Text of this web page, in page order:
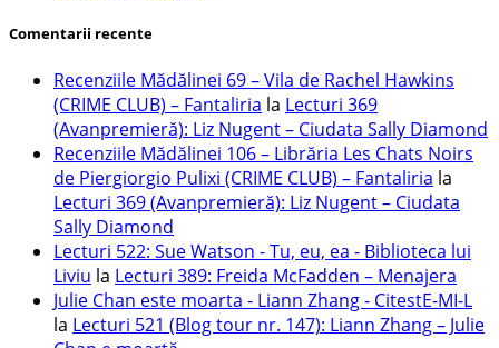
Comentarii recente
Recenziile Mădălinei 69 – Vila de Rachel Hawkins
(CRIME CLUB) – Fantaliria la Lecturi 369
(Avanpremieră): Liz Nugent – Ciudata Sally Diamond
Recenziile Mădălinei 106 – Librăria Les Chats Noirs
de Piergiorgio Pulixi (CRIME CLUB) – Fantaliria la
Lecturi 369 (Avanpremieră): Liz Nugent – Ciudata
Sally Diamond
Lecturi 522: Sue Watson - Tu, eu, ea - Biblioteca lui
Liviu la Lecturi 389: Freida McFadden – Menajera
Julie Chan este moarta - Liann Zhang - CitestE-MI-L
la Lecturi 521 (Blog tour nr. 147): Liann Zhang – Julie